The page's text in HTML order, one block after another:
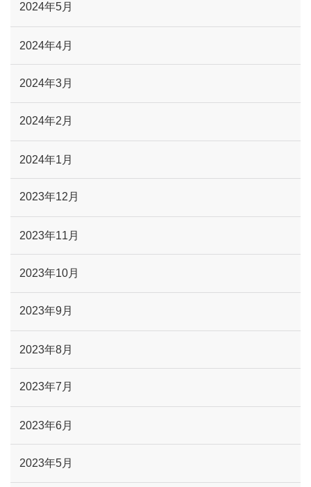
2024年5月
2024年4月
2024年3月
2024年2月
2024年1月
2023年12月
2023年11月
2023年10月
2023年9月
2023年8月
2023年7月
2023年6月
2023年5月